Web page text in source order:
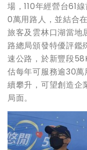
場，110年經營台61
0萬用路人，並結合
旅客及雲林口湖當地
路總局頒發特優評鑑
速公路，於新豐段
估每年可服務逾30
續攀升，可望創造企
局面。